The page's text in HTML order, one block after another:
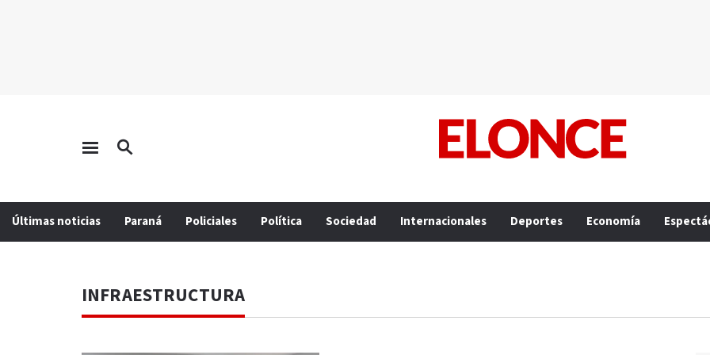
Últimas noticias Paraná Policiales Política Sociedad Internacionales Deportes Economía
INFRAESTRUCTURA